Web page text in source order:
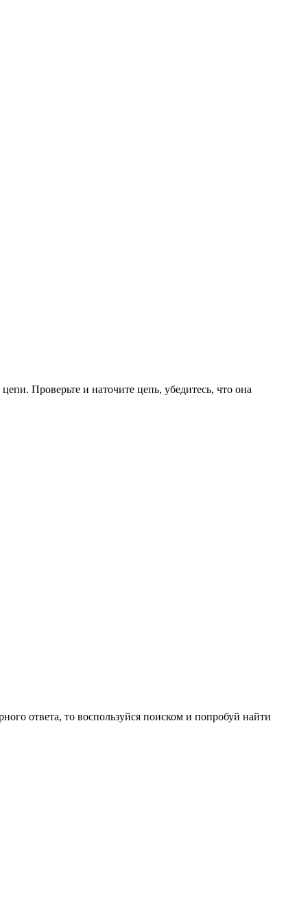
Проверьте и наточите цепь, убедитесь, что она
ответа, то воспользуйся поиском и попробуй найти